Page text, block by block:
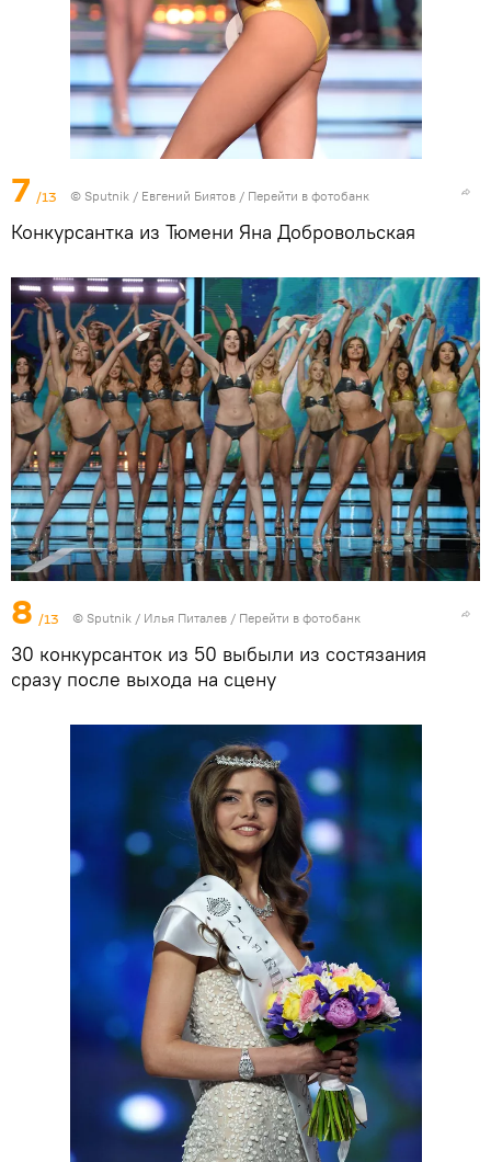
7 /13 © Sputnik / Евгений Биятов / Перейти в фотобанк
Конкурсантка из Тюмени Яна Добровольская
8 /13 © Sputnik / Илья Питалев / Перейти в фотобанк
30 конкурсанток из 50 выбыли из состязания
сразу после выхода на сцену